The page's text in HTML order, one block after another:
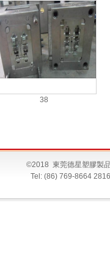
38
©2018 東莞德星塑膠製
Tel: (86) 769-8664